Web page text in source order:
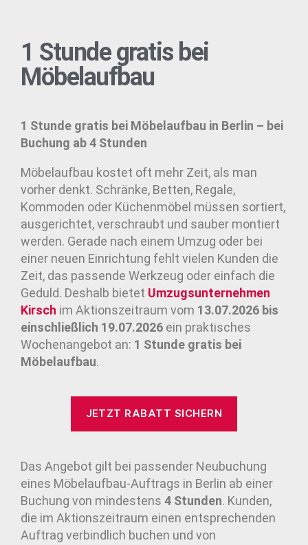
1 Stunde gratis bei
Möbelaufbau
1 Stunde gratis bei Möbelaufbau in Berlin – bei
Buchung ab 4 Stunden
Möbelaufbau kostet oft mehr Zeit, als man
vorher denkt. Schränke, Betten, Regale,
Kommoden oder Küchenmöbel müssen sortiert,
ausgerichtet, verschraubt und sauber montiert
werden. Gerade nach einem Umzug oder bei
einer neuen Einrichtung fehlt vielen Kunden die
Zeit, das passende Werkzeug oder einfach die
Geduld. Deshalb bietet Umzugsunternehmen
Kirsch im Aktionszeitraum vom 13.07.2026 bis
einschließlich 19.07.2026 ein praktisches
Wochenangebot an: 1 Stunde gratis bei
Möbelaufbau.
JETZT RABATT SICHERN
Das Angebot gilt bei passender Neubuchung
eines Möbelaufbau-Auftrags in Berlin ab einer
Buchung von mindestens 4 Stunden. Kunden,
die im Aktionszeitraum einen entsprechenden
Auftrag verbindlich buchen und von